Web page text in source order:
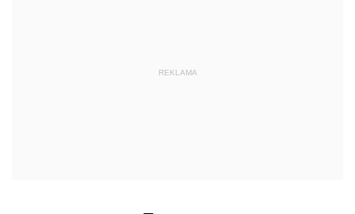
REKLAMA